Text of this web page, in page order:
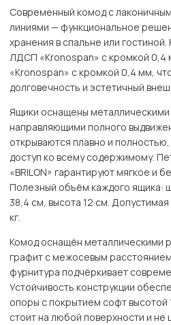
Современный комод с
линиями — функциональное
хранения в спальне или гостиной.
ЛДСП «Kronospan» с кромкой
«Kronospan» с кромкой 0,4 мм,
долговечность и эстетичный
Ящики оснащены
направляющими полного
открываются плавно и
доступ ко всему содержимому.
«BRILON» гарантируют мягкое и
Полезный объём каждого ящика:
38,4 см, высота 12 см.
кг.
Комод оснащён металлическими
графит с межосевым
фурнитура подчёркивает
Устойчивость конструкции
опоры с покрытием софт
стоит на любой поверхности и не